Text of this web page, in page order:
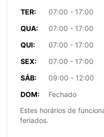
TER:
07:00 - 17:00
QUA:
07:00 - 17:00
QUI:
07:00 - 17:00
SEX:
07:00 - 17:00
SÁB:
09:00 - 12:00
DOM:
Fechado
Estes horários de
feriados.